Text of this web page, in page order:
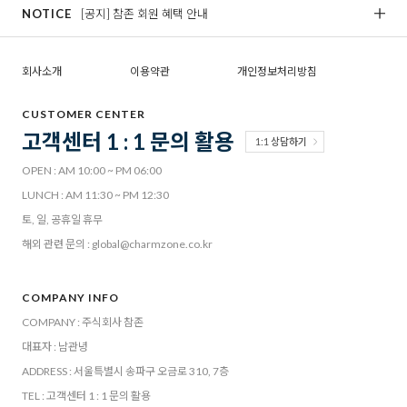
NOTICE [공지] 참존 회원 혜택 안내
회사소개 이용약관 개인정보처리방침
CUSTOMER CENTER
고객센터 1 : 1 문의 활용 1:1 상담하기
OPEN : AM 10:00 ~ PM 06:00
LUNCH : AM 11:30 ~ PM 12:30
토, 일, 공휴일 휴무
해외 관련 문의 : global@charmzone.co.kr
COMPANY INFO
COMPANY : 주식회사 참존
대표자 : 남관녕
ADDRESS : 서울특별시 송파구 오금로 310, 7층
TEL : 고객센터 1 : 1 문의 활용